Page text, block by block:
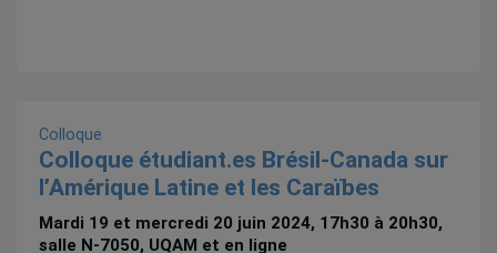
Colloque
Colloque étudiant.es Brésil-Canada sur
l’Amérique Latine et les Caraïbes
Mardi 19 et mercredi 20 juin 2024, 17h30 à 20h30,
salle N-7050, UQAM et en ligne